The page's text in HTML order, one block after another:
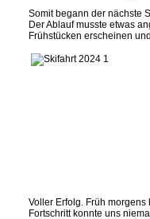
Somit begann der nächste
Der Ablauf musste etwas
Frühstücken erscheinen
Voller Erfolg. Früh
Fortschritt konnte uns